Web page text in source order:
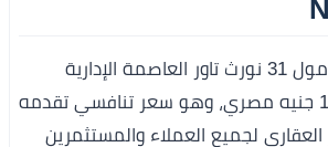
يبدأ سعر المتر في مول 31 نورث تاور العاصمة الإدارية
الجديدة من 150,000 جنيه مصري، وهو سعر تنافسي تقدمه
لجميع العملاء والمستثمرين